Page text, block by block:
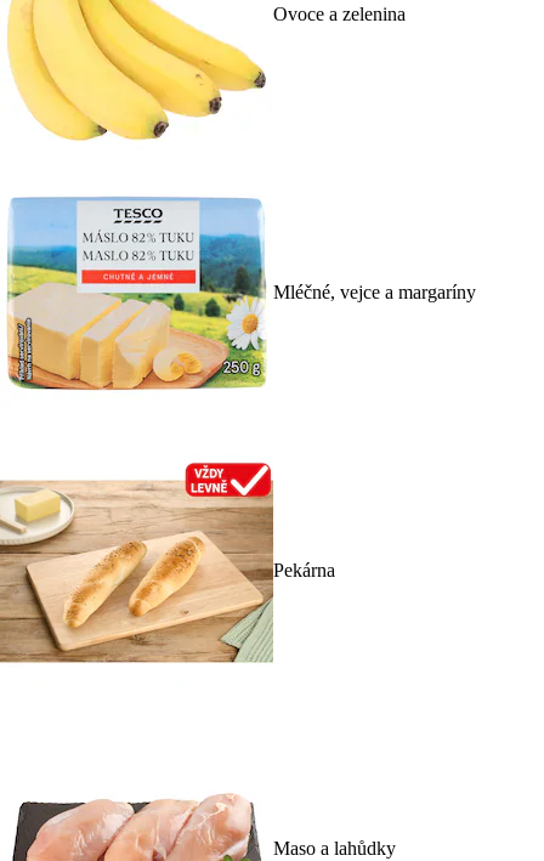
Ovoce a zelenina
Mléčné, vejce a margaríny
Pekárna
Maso a lahůdky